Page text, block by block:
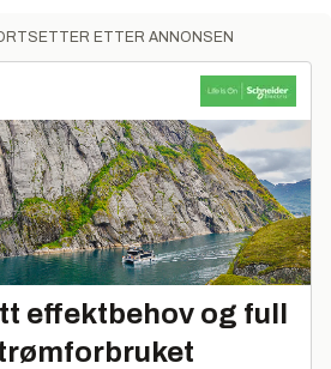
ETTER ANNONSEN
effektbehov og full